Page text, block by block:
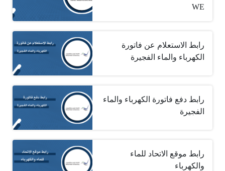
WE
رابط الاستعلام عن فاتورة
الكهرباء والماء الفجيرة
رابط دفع فاتورة الكهرباء والماء
الفجيرة
رابط موقع الاتحاد للماء
والكهرباء